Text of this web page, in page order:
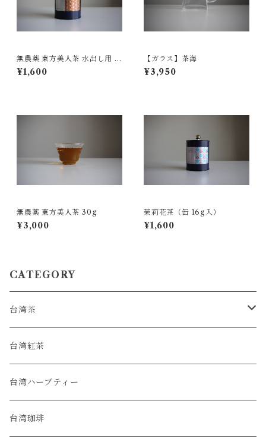
無農薬 東方美人茶 水出し用 5
包入
¥1,600
【ガラス】茶海
¥3,950
無農薬 東方美人茶 30g
¥3,000
茉莉花茶（缶 16g入）
¥1,600
CATEGORY
台湾茶
烏龍茶
緑茶
普洱茶
台湾紅茶
台湾ハーブティー
台湾珈琲